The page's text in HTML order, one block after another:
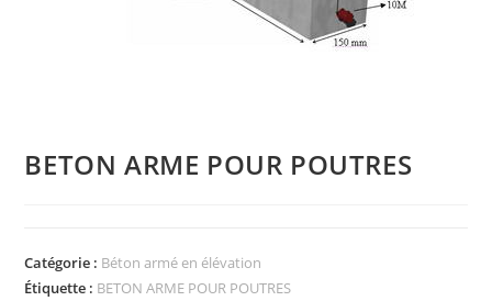
BETON ARME POUR POUTRES
Catégorie : Béton armé en élévation
Étiquette : BETON ARME POUR POUTRES